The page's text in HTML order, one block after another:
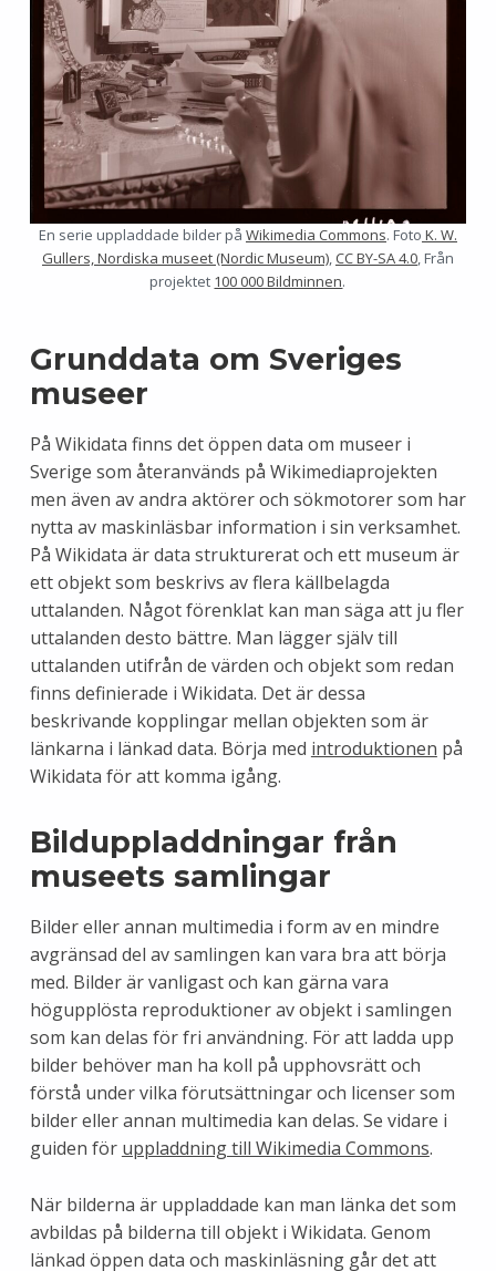
En serie uppladdade bilder på Wikimedia Commons. Foto K. W.
Gullers,Nordiska museet (Nordic Museum), CC BY-SA 4.0, Från
projektet 100 000 Bildminnen.
Grunddata om Sveriges
museer
På Wikidata finns det öppen data om museer i
Sverige som återanvänds på Wikimediaprojekten
men även av andra aktörer och sökmotorer som har
nytta av maskinläsbar information i sin verksamhet.
På Wikidata är data strukturerat och ett museum är
ett objekt som beskrivs av flera källbelagda
uttalanden. Något förenklat kan man säga att ju fler
uttalanden desto bättre. Man lägger själv till
uttalanden utifrån de värden och objekt som redan
finns definierade i Wikidata. Det är dessa
beskrivande kopplingar mellan objekten som är
länkarna i länkad data. Börja med introduktionen på
Wikidata för att komma igång.
Bilduppladdningar från
museets samlingar
Bilder eller annan multimedia i form av en mindre
avgränsad del av samlingen kan vara bra att börja
med. Bilder är vanligast och kan gärna vara
högupplösta reproduktioner av objekt i samlingen
som kan delas för fri användning. För att ladda upp
bilder behöver man ha koll på upphovsrätt och
förstå under vilka förutsättningar och licenser som
bilder eller annan multimedia kan delas. Se vidare i
guiden för uppladdning till Wikimedia Commons.
När bilderna är uppladdade kan man länka det som
avbildas på bilderna till objekt i Wikidata. Genom
länkad öppen data och maskinläsning går det att